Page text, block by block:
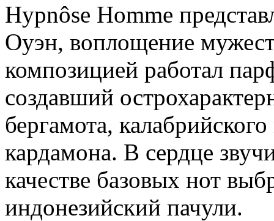
Hypnôse Homme
Оуэн, воплощение
композицией работал
создавший
бергамота,
кардамона. В сердце
качестве базовых нот
индонезийский пачули.